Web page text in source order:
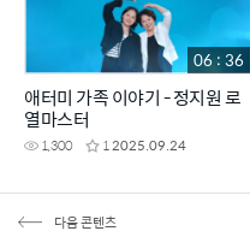
애터미 가족 이야기 - 정지원 로
열마스터
1,300 12025.09.24
06 : 36
다음 콘텐츠